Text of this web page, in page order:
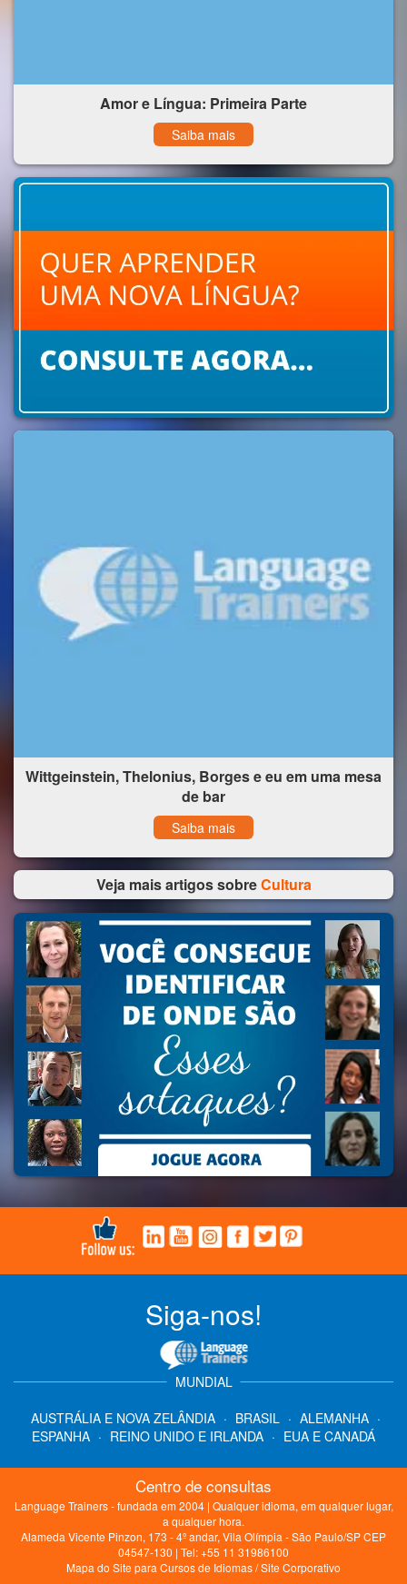
Amor e Língua: Primeira Parte
Saiba mais
Wittgeinstein, Thelonius, Borges e eu em uma mesa
de bar
Saiba mais
Veja mais artigos sobreCultura
Siga-nos!
MUNDIAL
AUSTRÁLIA E NOVA ZELÂNDIA · BRASIL · ALEMANHA ·
ESPANHA · REINO UNIDO E IRLANDA · EUA E CANADÁ
Centro de consultas
Language Trainers - fundada em 2004 | Qualquer idioma, em qualquer lugar,
a qualquer hora.
Alameda Vicente Pinzon, 173 - 4º andar, Vila Olímpia - São Paulo/SP CEP
04547-130 | Tel: +55 11 31986100
Mapa do Site para Cursos de Idiomas/Site Corporativo